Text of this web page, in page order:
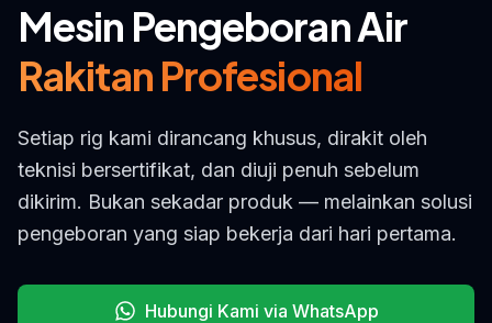
Mesin Pengeboran Air
Rakitan Profesional
Setiap rig kami dirancang khusus, dirakit oleh
teknisi bersertifikat, dan diuji penuh sebelum
dikirim. Bukan sekadar produk — melainkan solusi
pengeboran yang siap bekerja dari hari pertama.
Hubungi Kami via WhatsApp